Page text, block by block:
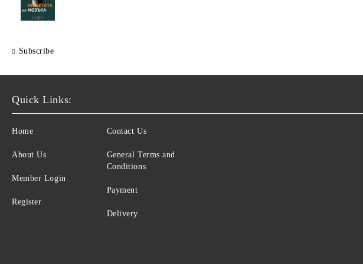
Subscribe
Quick Links:
Home
About Us
Member Login
Register
Contact Us
General Terms and
Conditions
Payment
Delivery